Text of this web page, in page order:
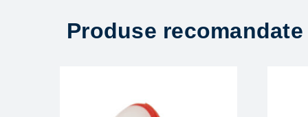
Produse recomandate